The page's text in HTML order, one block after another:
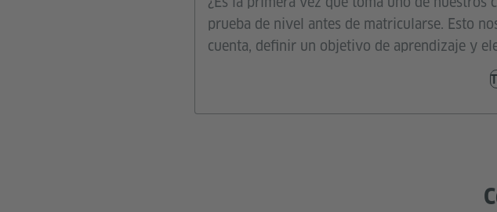
prueba de nivel antes de matricularse. Esto
cuenta, definir un objetivo de aprendizaje y